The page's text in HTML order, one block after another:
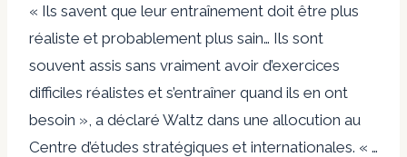
« Ils savent que leur entraînement doit être plus
réaliste et probablement plus sain… Ils sont
souvent assis sans vraiment avoir d’exercices
difficiles réalistes et s’entraîner quand ils en ont
besoin », a déclaré Waltz dans une allocution au
Centre d’études stratégiques et internationales. « …